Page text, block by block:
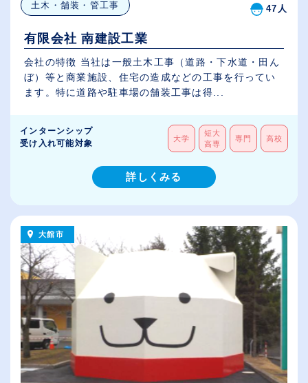
土木・舗装・管工事 47人
有限会社 南建設工業
会社の特徴 当社は一般土木工事（道路・下水道・田ん
ぼ）等と商業施設、住宅の造成などの工事を行ってい
ます。特に道路や駐車場の舗装工事は得...
インターンシップ
受け入れ可能対象
大学
短大
高専
専門 高校
詳しくみる
大館市